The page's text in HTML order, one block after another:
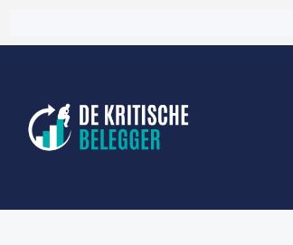
naar
inhoud